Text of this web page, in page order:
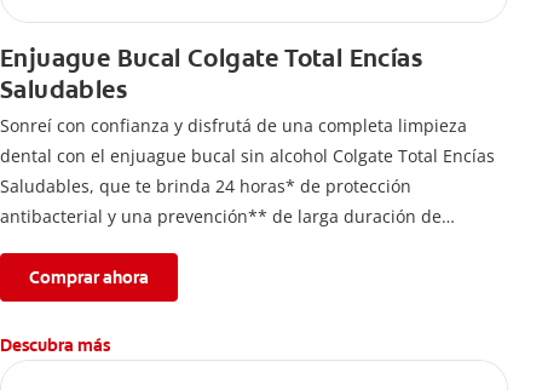
Enjuague Bucal Colgate Total Encías
Saludables
Sonreí con confianza y disfrutá de una completa limpieza
dental con el enjuague bucal sin alcohol Colgate Total Encías
Saludables, que te brinda 24 horas* de protección
antibacterial y una prevención** de larga duración de
Comprar ahora
Descubra más